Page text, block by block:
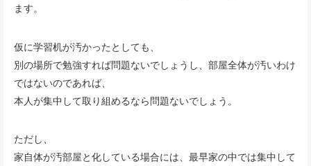
ます。
仮に学習机が汚かったとしても、
別の場所で勉強すれば問題ないでしょうし、部屋全体が汚いわけ
ではないのであれば、
本人が集中して取り組めるなら問題ないでしょう。
ただし、
家自体が汚部屋と化している場合には、最早家の中では集中して